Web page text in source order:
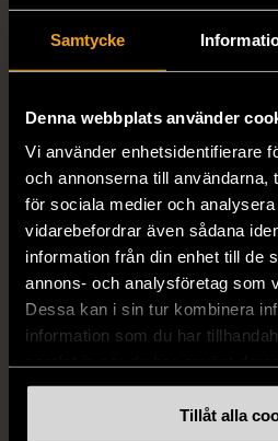
Samtycke
Denna webbplats använder
Vi använder enhetsidentifierare
och annonserna till användarna,
för sociala medier och
vidarebefordrar även sådana
information från din enhet till de
annons- och analysföretag som
Dessa kan i sin tur kombinera
information som du har
Tillåt alla
1/5
H&M - Leopardmönstrad